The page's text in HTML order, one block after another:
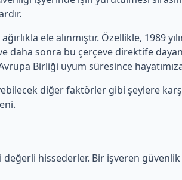
ele alınmıştır. Özellikle, 1989
sonra bu çerçeve direktife
Birliği uyum süresince
diğer faktörler gibi şeylere
hissederler. Bir işveren